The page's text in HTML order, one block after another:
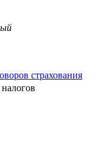
страхования